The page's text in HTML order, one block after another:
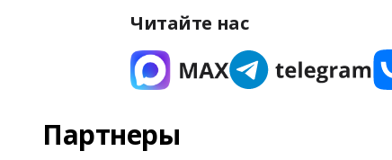
Читайте нас
Партнеры